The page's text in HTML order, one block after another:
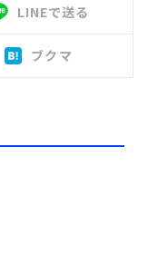
LINEで送る
ブクマ